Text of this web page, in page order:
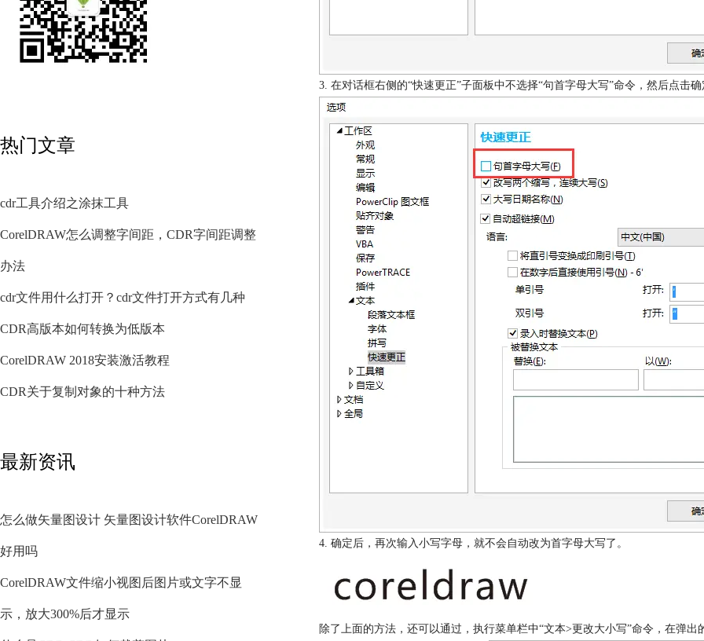
热门文章
cdr工具介绍之涂抹工具
CorelDRAW怎么调整字间距，CDR字间距调整
办法
cdr文件用什么打开？cdr文件打开方式有几种
CDR高版本如何转换为低版本
CorelDRAW 2018安装激活教程
CDR关于复制对象的十种方法
最新资讯
怎么做矢量图设计 矢量图设计软件CorelDRAW
好用吗
CorelDRAW文件缩小视图后图片或文字不显
示，放大300%后才显示
3. 在对话框右侧的“快速更正”子面板中不选择“句首字母大写”命令，然后点击
4. 确定后，再次输入小写字母，就不会自动改为首字母大写了。
除了上面的方法，还可以通过，执行菜单栏中“文本>更改大小写”命令，在弹